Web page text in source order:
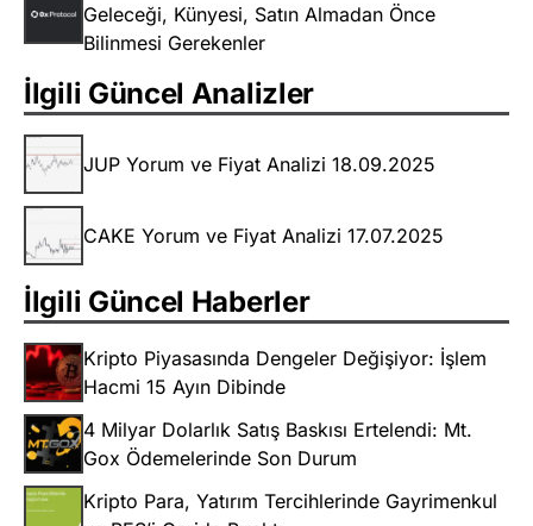
Geleceği, Künyesi, Satın Almadan Önce
Bilinmesi Gerekenler
İlgili Güncel Analizler
JUP Yorum ve Fiyat Analizi 18.09.2025
CAKE Yorum ve Fiyat Analizi 17.07.2025
İlgili Güncel Haberler
Kripto Piyasasında Dengeler Değişiyor: İşlem
Hacmi 15 Ayın Dibinde
4 Milyar Dolarlık Satış Baskısı Ertelendi: Mt.
Gox Ödemelerinde Son Durum
Kripto Para, Yatırım Tercihlerinde Gayrimenkul